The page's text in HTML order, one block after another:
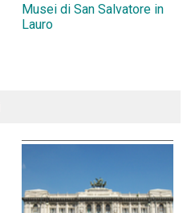
Musei di San Salvatore in
Lauro